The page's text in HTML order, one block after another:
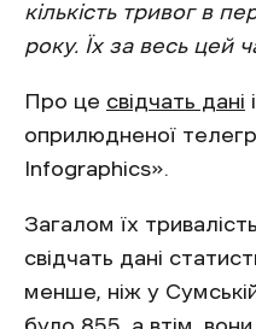
кількість тривог в
року. Їх за весь цей
Про це свідчать дані
оприлюдненої
Infographics».
Загалом їх
свідчать дані
менше, ніж у